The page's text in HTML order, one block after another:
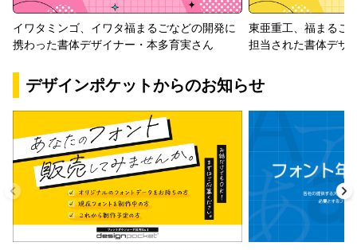
イワタミンゴ、イワタ福まるごなどの開発に
携わった書体デザイナー・本多育実さん
東亜重工、福まるご
担当された書体デザ
デザインポケットからのお知らせ